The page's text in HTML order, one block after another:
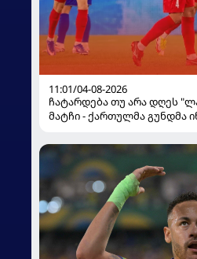
11:01/04-08-2026
ჩატარდება თუ არა დღეს
მატჩი - ქართულმა გუნდმა